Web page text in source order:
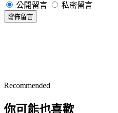
公開留言 私密留言
發佈留言
Recommended
你可能也喜歡